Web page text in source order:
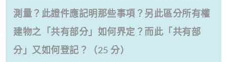
測量？此證件應記明那些事項？另此區分所有權
建物之「共有部分」如何界定？而此「共有部
分」又如何登記？（25 分）